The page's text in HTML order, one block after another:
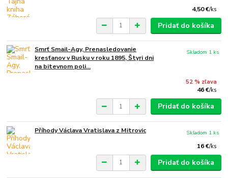
4,50 €/ks
Pridať do košíka
Smrť Smail-Agy, Prenasledovanie
kresťanov v Rusku v roku 1895, Štyri dni
na bitevnom poli...
52 % zľava
46 €/ks
Skladom 1 ks
Pridať do košíka
Příhody Václava Vratislava z Mitrovic
16 €/ks
Skladom 1 ks
Pridať do košíka